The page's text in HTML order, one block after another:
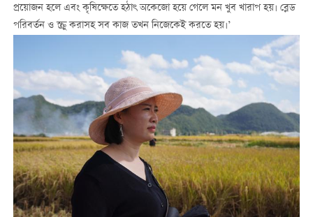
প্রয়োজন হলে এবং কৃষিক্ষেতে হঠাৎ অকেজো হয়ে গেলে মন খুব খারাপ হয়। ব্লেড
পরিবর্তন ও স্ক্রু করাসহ সব কাজ তখন নিজেকেই করতে হয়।’